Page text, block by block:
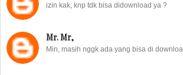
izin kak, knp tdk bisa didownload ya ?
Mr. Mr,
Min, masih nggk ada yang bisa di